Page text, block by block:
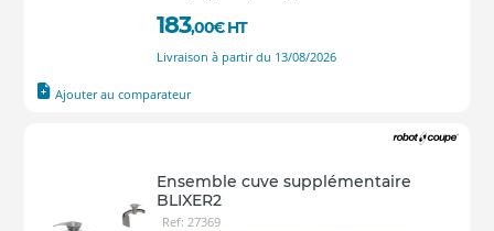
183,00€ HT
Livraison à partir du 13/08/2026
Ajouter au comparateur
Ensemble cuve supplémentaire
BLIXER2
Ref: 27369